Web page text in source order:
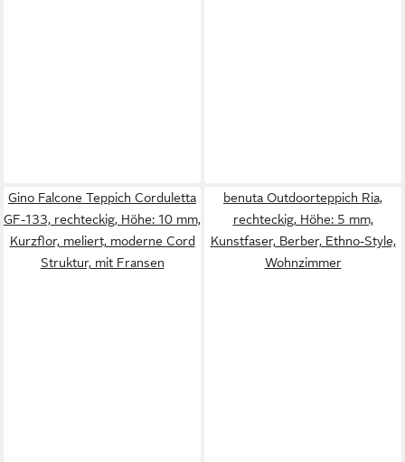
Gino Falcone Teppich Corduletta
GF-133, rechteckig, Höhe: 10 mm,
Kurzflor, meliert, moderne Cord
Struktur, mit Fransen
benuta Outdoorteppich Ria,
rechteckig, Höhe: 5 mm,
Kunstfaser, Berber, Ethno-Style,
Wohnzimmer